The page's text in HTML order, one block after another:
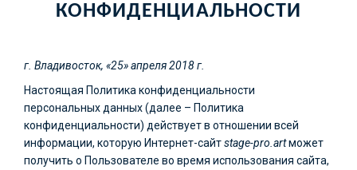
КОНФИДЕНЦИАЛЬНОСТИ
г. Владивосток, «25» апреля 2018 г.
Настоящая Политика конфиденциальности
персональных данных (далее – Политика
конфиденциальности) действует в отношении всей
информации, которую Интернет-сайтstage-pro.artможет
получить о Пользователе во время использования сайта,